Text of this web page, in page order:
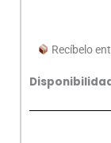
Recíbelo